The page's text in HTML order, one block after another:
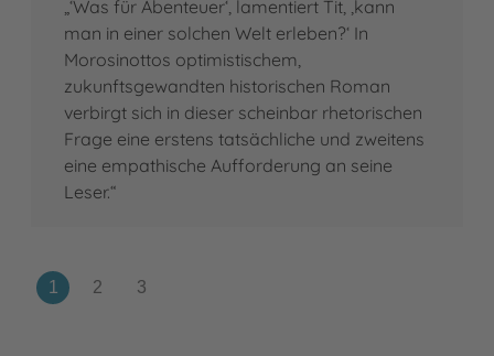
„‘Was für Abenteuer‘, lamentiert Tit, ‚kann
man in einer solchen Welt erleben?‘ In
Morosinottos optimistischem,
zukunftsgewandten historischen Roman
verbirgt sich in dieser scheinbar rhetorischen
Frage eine erstens tatsächliche und zweitens
eine empathische Aufforderung an seine
Leser.“